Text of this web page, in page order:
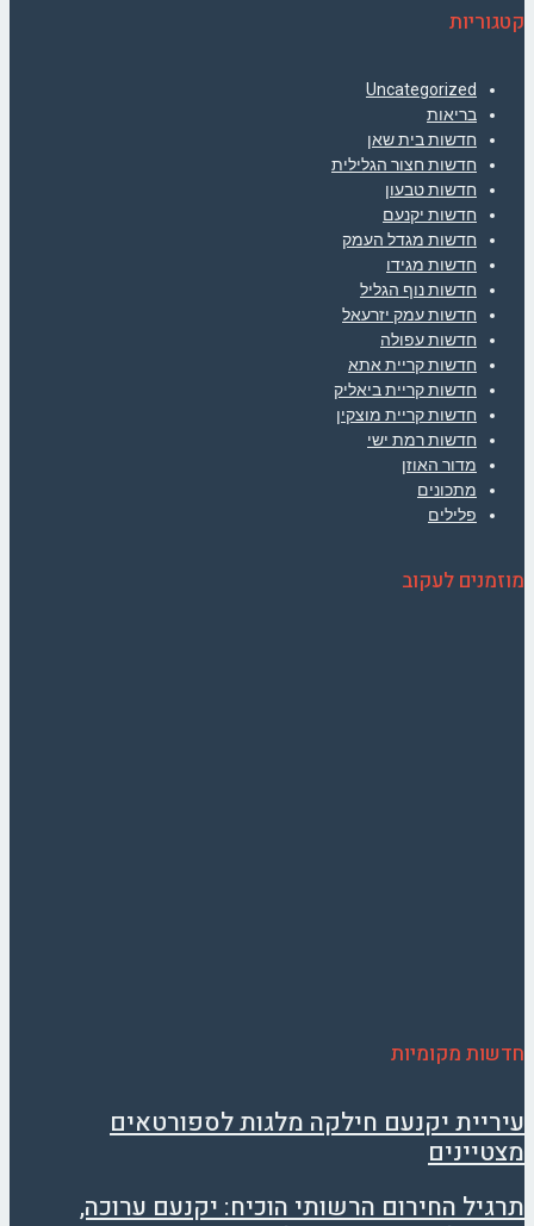
קטגוריות
Uncategorized
בריאות
חדשות בית שאן
חדשות חצור הגלילית
חדשות טבעון
חדשות יקנעם
חדשות מגדל העמק
חדשות מגידו
חדשות נוף הגליל
חדשות עמק יזרעאל
חדשות עפולה
חדשות קריית אתא
חדשות קריית ביאליק
חדשות קריית מוצקין
חדשות רמת ישי
מדור האוזן
מתכונים
פלילים
מוזמנים לעקוב
חדשות מקומיות
עיריית יקנעם חילקה מלגות לספורטאים
מצטיינים
תרגיל החירום הרשותי הוכיח: יקנעם ערוכה,